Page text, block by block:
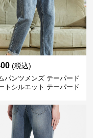
(税込)
パンツメンズ テーパード
トシルエット テーパード